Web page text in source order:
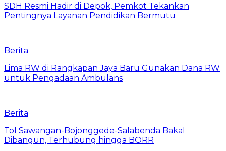
SDH Resmi Hadir di Depok, Pemkot Tekankan
Pentingnya Layanan Pendidikan Bermutu
Berita
Lima RW di Rangkapan Jaya Baru Gunakan Dana RW
untuk Pengadaan Ambulans
Berita
Tol Sawangan-Bojonggede-Salabenda Bakal
Dibangun, Terhubung hingga BORR